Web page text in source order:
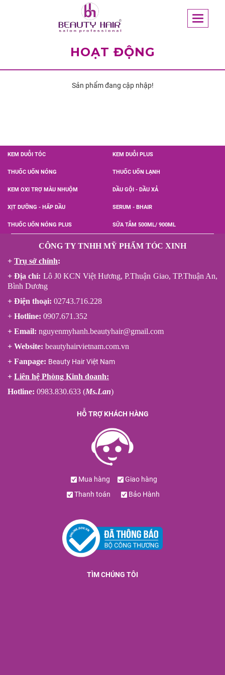
HOẠT ĐỘNG
Sản phẩm đang cập nhập!
KEM DUỖI TÓC KEM DUỖI PLUS
THUỐC UỐN NÓNG THUỐC UỐN LẠNH
KEM OXI TRỢ MÀU NHUỘM DẦU GỘI - DẦU XẢ
XỊT DƯỠNG - HẤP DẦU SERUM - BHAIR
THUỐC UỐN NÓNG PLUS SỮA TẮM 500ML/ 900ML
CÔNG TY TNHH MỸ PHẨM TÓC XINH
+ Trụ sở chính:
+ Địa chỉ: Lô J0 KCN Việt Hương, P.Thuận Giao, TP.Thuận An,
Bình Dương
+ Điện thoại: 02743.716.228
+ Hotline: 0907.671.352
+ Email: nguyenmyhanh.beautyhair@gmail.com
+ Website: beautyhairvietnam.com.vn
+ Fanpage: Beauty Hair Việt Nam
+ Liên hệ Phòng Kinh doanh:
Hotline: 0983.830.633 (Ms.Lan)
HỖ TRỢ KHÁCH HÀNG
Mua hàng
Giao hàng
Thanh toán
Bảo Hành
TÌM CHÚNG TÔI